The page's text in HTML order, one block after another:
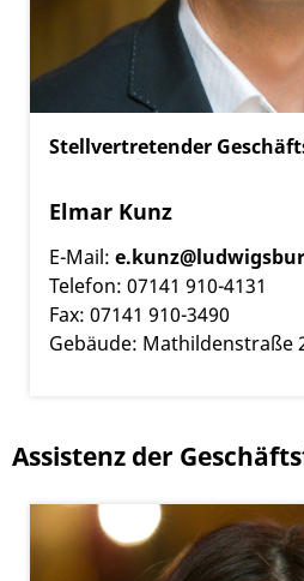
Stellvertretender
Elmar Kunz
E-Mail:
Telefon: 07141 910-4131
Fax: 07141 910-3490
Gebäude: Mathildenstraße
Assistenz der